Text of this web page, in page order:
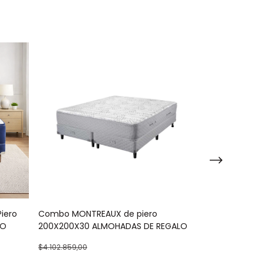
Combo MONTREAUX de piero
200X200X30 ALMOHADAS DE REGALO
$4.102.859,00